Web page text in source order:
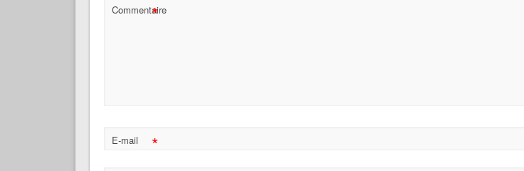
Commentaire
*
E-mail *